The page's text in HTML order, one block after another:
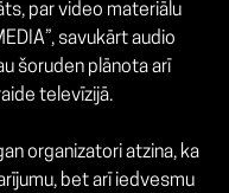
par video materiālu
savukārt audio
šoruden plānota arī
televīzijā.
organizatori atzina, ka
bet arī iedvesmu